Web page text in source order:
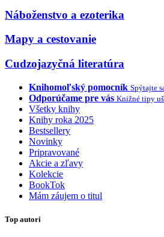
Náboženstvo a ezoterika
Mapy a cestovanie
Cudzojazyčná literatúra
Knihomoľský pomocník Spýtajte
Odporúčame pre vás Knižné tipy
Všetky knihy
Knihy roka 2025
Bestsellery
Novinky
Pripravované
Akcie a zľavy
Kolekcie
BookTok
Mám záujem o titul
Top autori